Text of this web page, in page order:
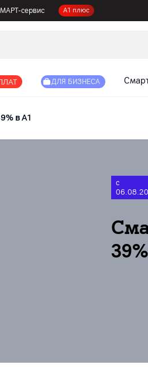
сервис А1 плюс
ДЛЯ БИЗНЕСА
в А1
с